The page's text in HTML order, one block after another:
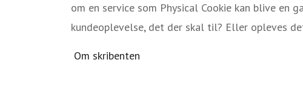
om en service som Physical Cookie kan blive en
kundeoplevelse, det der skal til? Eller opleves
Om skribenten